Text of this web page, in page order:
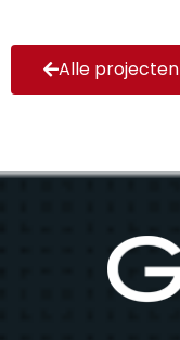
Alle projecten